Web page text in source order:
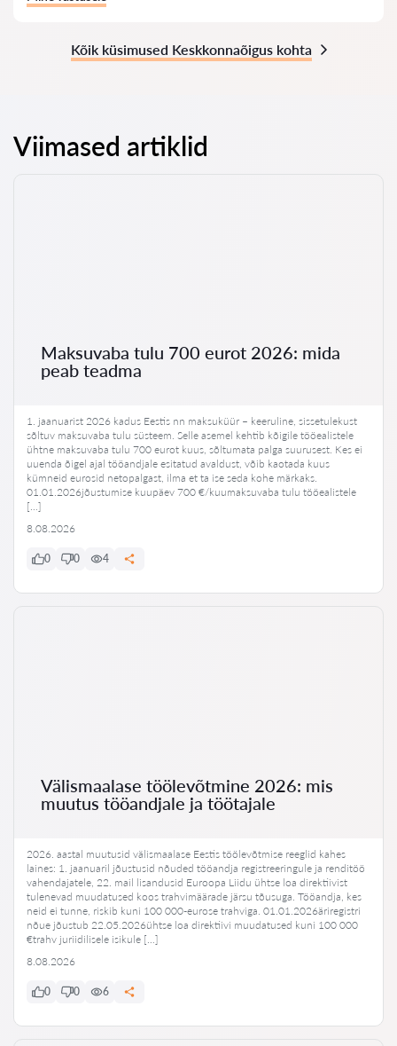
Kõik küsimused Keskkonnaõigus kohta
Viimased artiklid
Maksuvaba tulu 700 eurot 2026: mida
peab teadma
1. jaanuarist 2026 kadus Eestis nn maksuküür – keeruline, sissetulekust
sõltuv maksuvaba tulu süsteem. Selle asemel kehtib kõigile tööealistele
ühtne maksuvaba tulu 700 eurot kuus, sõltumata palga suurusest. Kes ei
uuenda õigel ajal tööandjale esitatud avaldust, võib kaotada kuus
kümneid eurosid netopalgast, ilma et ta ise seda kohe märkaks.
01.01.2026jõustumise kuupäev 700 €/kuumaksuvaba tulu tööealistele
[…]
8.08.2026
0 0 4
Välismaalase töölevõtmine 2026: mis
muutus tööandjale ja töötajale
2026. aastal muutusid välismaalase Eestis töölevõtmise reeglid kahes
laines: 1. jaanuaril jõustusid nõuded tööandja registreeringule ja renditöö
vahendajatele, 22. mail lisandusid Euroopa Liidu ühtse loa direktiivist
tulenevad muudatused koos trahvimäärade järsu tõusuga. Tööandja, kes
neid ei tunne, riskib kuni 100 000-eurose trahviga. 01.01.2026äriregistri
nõue jõustub 22.05.2026ühtse loa direktiivi muudatused kuni 100 000
€trahv juriidilisele isikule […]
8.08.2026
0 0 6